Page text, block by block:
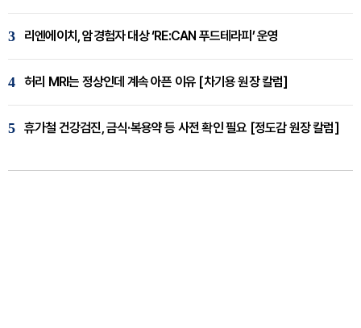
3 리엔에이치, 암경험자 대상 ‘RE:CAN 푸드테라피’ 운영
4 허리 MRI는 정상인데 계속 아픈 이유 [차기용 원장 칼럼]
5 휴가철 건강검진, 금식·복용약 등 사전 확인 필요 [정도감 원장 칼럼]